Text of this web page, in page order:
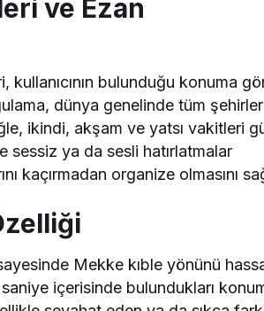
ve Ezan
bulunduğu konuma
dünya genelinde tüm
ikindi, akşam ve yatsı vakitleri
sessiz ya da sesli hatırlatmalar
kaçırmadan organize olmasını
Mekke kıble yönünü
içerisinde bulundukları